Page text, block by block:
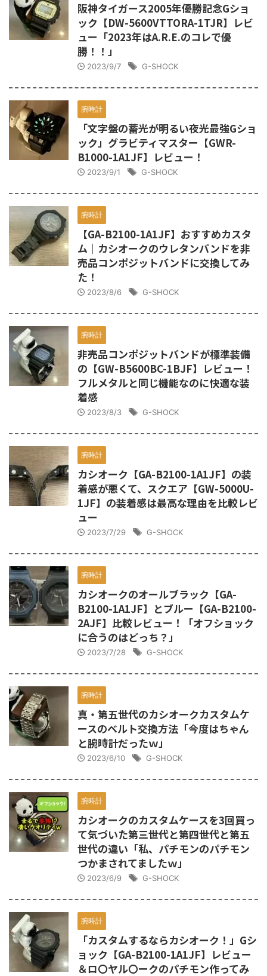
阪神タイガース2005年優勝記念Gショ
ック【DW-5600VTTORA-1TJR】レビ
ュー「2023年はA.R.E.のコレで優
勝！！」
2023/9/7 G-SHOCK
腕時計
「文字盤の蓄光が明るい夜光最強Gショ
ック」グラビティマスター【GWR-
B1000-1A1JF】レビュー！
2023/9/1 G-SHOCK
腕時計
【GA-B2100-1A1JF】おすすめカスタ
ム｜カシオークのウレタンバンドを非
売品コンポジットバンドに交換してみ
た！
2023/8/6 G-SHOCK
腕時計
非売品コンポジットバンドが標準装備
の【GW-B5600BC-1BJF】レビュー！
フルメタルと同じ機能なのに快適な装
着感
2023/8/3 G-SHOCK
腕時計
カシオーク【GA-B2100-1A1JF】の装
着感が悪くて、スクエア【GW-5000U-
1JF】の装着感は最高な理由を比較レビ
ュー
2023/7/29 G-SHOCK
腕時計
カシオークのオールブラック【GA-
B2100-1A1JF】とブルー【GA-B2100-
2AJF】比較レビュー！「オフショック
に合うのはどっち？」
2023/7/28 G-SHOCK
腕時計
真・第五世代のカシオークカスタムケ
ースのベルト交換方法「今度はちゃん
と腕時計だったｗ」
2023/6/10 G-SHOCK
腕時計
カシオークのカスタムケースを3回買っ
て気づいた第三世代と第四世代と第五
世代の違い「私、パチモンのパチモン
つかまされてましたｗ」
2023/6/9 G-SHOCK
腕時計
「カスタムするならカシオーク！」Gシ
ョック【GA-B2100-1A1JF】レビュー
＆ロ〇ヤル〇ークのパチモン作ってみ